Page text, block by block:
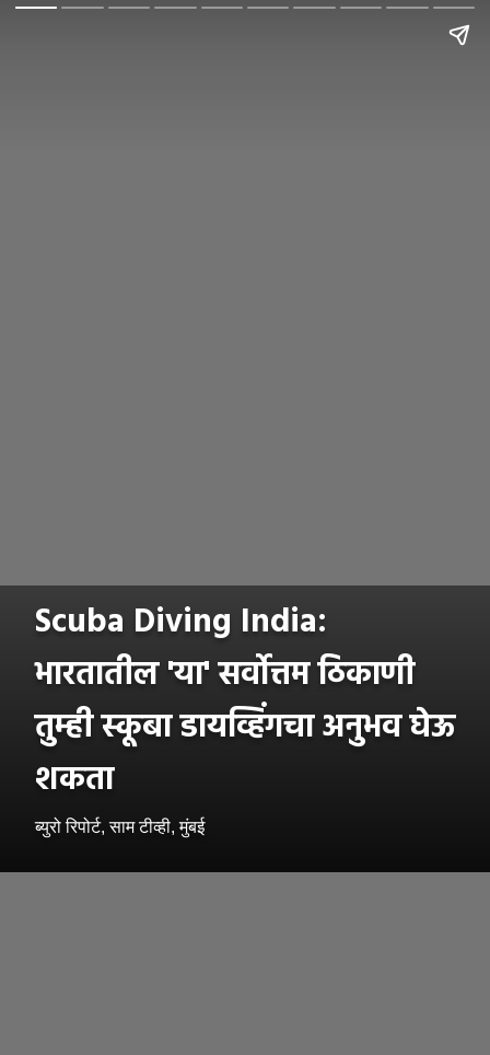
Scuba Diving India:
भारतातील 'या' सर्वोत्तम ठिकाणी
तुम्ही स्कूबा डायव्हिंगचा अनुभव घेऊ
शकता
ब्युरो रिपोर्ट, साम टीव्ही, मुंबई